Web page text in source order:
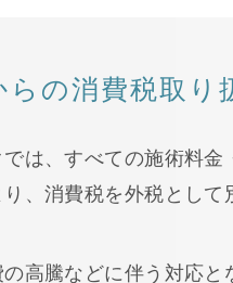
らの消費税取り
は、すべての施術料
、消費税を外税として
高騰などに伴う対応